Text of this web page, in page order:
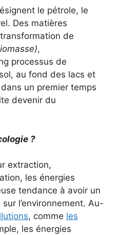
le pétrole, le
Des matières
de
,
processus de
au fond des lacs et
un premier temps
devenir du
?
extraction,
les énergies
tendance à avoir un
l’environnement. Au-
, comme les
les énergies